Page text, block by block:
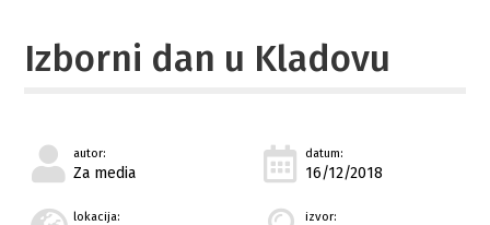
Izborni dan u Kladovu
autor:
Za media
datum:
16/12/2018
lokacija: izvor: